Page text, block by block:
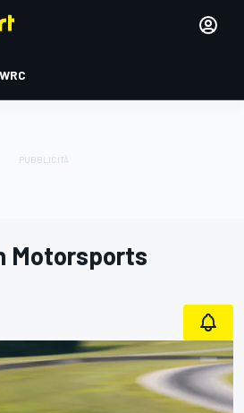
WRC
Motorsports